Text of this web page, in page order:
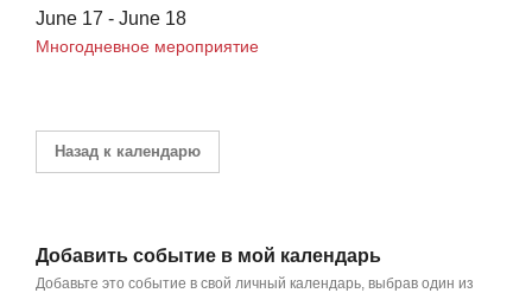
June 17 - June 18
Многодневное мероприятие
Назад к календарю
Добавить событие в мой календарь
Добавьте это событие в свой личный календарь, выбрав один из